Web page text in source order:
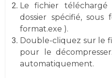
Le fichier
dossier spécifié,
format.exe ).
Double-cliquez sur le
pour le
automatiquement.